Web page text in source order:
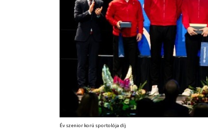
Év szenior korú sportolója díj